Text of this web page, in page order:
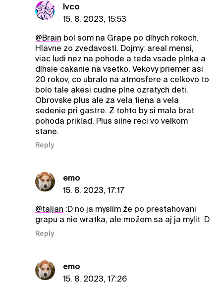
Ivco
15. 8. 2023, 15:53
@Brain bol som na Grape po dlhych rokoch.
Hlavne zo zvedavosti. Dojmy: areal mensi,
viac ludi nez na pohode a teda vsade plnka a
dlhsie cakanie na vsetko. Vekovy priemer asi
20 rokov, co ubralo na atmosfere a celkovo to
bolo tale akesi cudne plne ozratych deti.
Obrovske plus ale za vela tiena a vela
sedenie pri gastre. Z tohto by si mala brat
pohoda priklad. Plus silne reci vo velkom
stane.
Reply
emo
15. 8. 2023, 17:17
@taljan :D no ja myslím že po prestahovani
grapu a nie wratka, ale možem sa aj ja mylit :D
Reply
emo
15. 8. 2023, 17:26